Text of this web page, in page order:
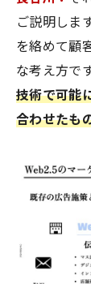
ご説明しま
を絡めて顧
な考え方で
技術で可能
合わせたも